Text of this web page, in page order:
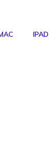
IPAD